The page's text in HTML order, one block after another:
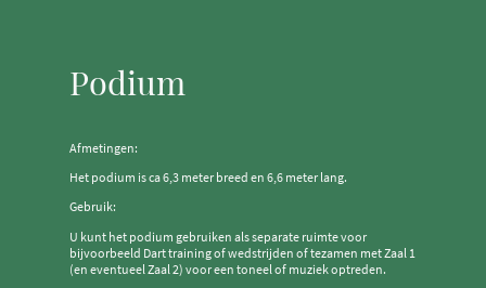
Podium
Afmetingen:
Het podium is ca 6,3 meter breed en 6,6 meter lang.
Gebruik:
U kunt het podium gebruiken als separate ruimte voor
bijvoorbeeld Dart training of wedstrijden of tezamen met Zaal 1
(en eventueel Zaal 2) voor een toneel of muziek optreden.